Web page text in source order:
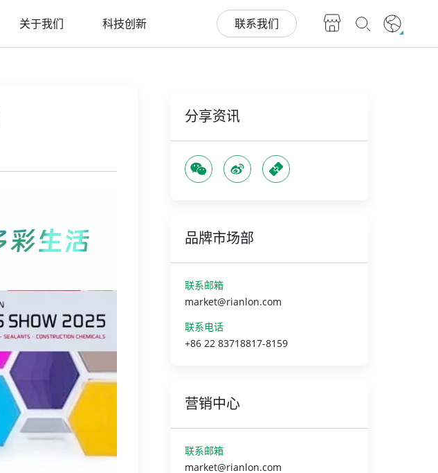
关于我们 科技创新 联系我们
分享资讯
品牌市场部
联系邮箱
market@rianlon.com
联系电话
+86 22 83718817-8159
营销中心
联系邮箱
market@rianlon.com